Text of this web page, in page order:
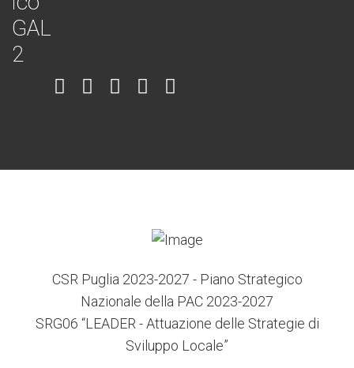
Item Item Item Item
CSR Puglia 2023-2027 - Piano Strategico
Nazionale della PAC 2023-2027
SRG06 “LEADER - Attuazione delle Strategie di
Sviluppo Locale”